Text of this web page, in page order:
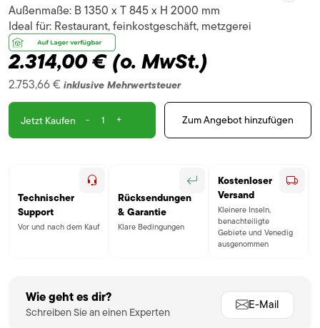
Außenmaße: B 1350 x T 845 x H 2000 mm
2.314,00 €(o. MwSt.)
2.753,66 € inklusive Mehrwertsteuer
Ideal für: Restaurant, feinkostgeschäft, metzgerei
Jetzt Kaufen - + Zum Angebot hinzufügen
Technischer
Support
Vor und nach dem Kauf
Rücksendungen
& Garantie
Klare Bedingungen
Kostenloser
Versand
Kleinere Inseln,
benachteiligte
Gebiete und Venedig
ausgenommen
Wie geht es dir?
Schreiben Sie an einen Experten
E-Mail